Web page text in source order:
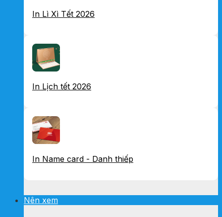
In Lì Xì Tết 2026
In Lịch tết 2026
In Name card - Danh thiếp
Nên xem